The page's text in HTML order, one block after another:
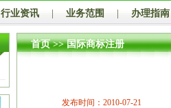
行业资讯 业务范围 办理指南
首页>>国际商标注册
发布时间：2010-07-21